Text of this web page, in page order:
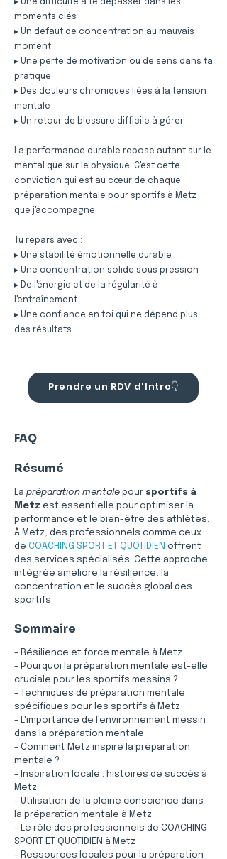
▸ Une difficulté à te dépasser dans les
moments clés
▸ Un défaut de concentration au mauvais
moment
▸ Une perte de motivation ou de sens dans ta
pratique
▸ Des douleurs chroniques liées à la tension
mentale
▸ Un retour de blessure difficile à gérer
La performance durable repose autant sur le
mental que sur le physique. C'est cette
conviction qui est au cœur de chaque
préparation mentale pour sportifs à Metz
que j'accompagne.
Tu repars avec :
▸ Une stabilité émotionnelle durable
▸ Une concentration solide sous pression
▸ De l'énergie et de la régularité à
l'entraînement
▸ Une confiance en toi qui ne dépend plus
des résultats
Prendre un RDV d'Intro👇
FAQ
Résumé
La préparation mentale pour sportifs à
Metz est essentielle pour optimiser la
performance et le bien-être des athlètes.
À Metz, des professionnels comme ceux
de COACHING SPORT ET QUOTIDIEN offrent
des services spécialisés. Cette approche
intégrée améliore la résilience, la
concentration et le succès global des
sportifs.
Sommaire
- Résilience et force mentale à Metz
- Pourquoi la préparation mentale est-elle
cruciale pour les sportifs messins ?
- Techniques de préparation mentale
spécifiques pour les sportifs à Metz
- L'importance de l'environnement messin
dans la préparation mentale
- Comment Metz inspire la préparation
mentale ?
- Inspiration locale : histoires de succès à
Metz
- Utilisation de la pleine conscience dans
la préparation mentale à Metz
- Le rôle des professionnels de COACHING
SPORT ET QUOTIDIEN à Metz
- Ressources locales pour la préparation